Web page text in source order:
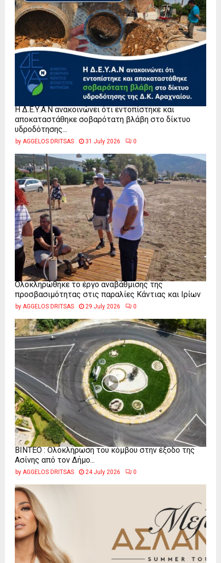
Η Δ.Ε.Υ.Α.Ν ανακοινώνει ότι εντοπίστηκε και
αποκαταστάθηκε σοβαρότατη βλάβη στο δίκτυο
υδροδότησης...
by AGGELOS DRITSAS 31 July 2026 0
Ολοκληρώθηκε το έργο αναβάθμισης της
προσβασιμότητας στις παραλίες Κάντιας και Ιρίων
by AGGELOS DRITSAS 29 July 2026 0
ΒΙΝΤΕΟ : Ολοκλήρωση του κόμβου στην έξοδο της
Ασίνης από τον Δήμο...
by AGGELOS DRITSAS 24 July 2026 0